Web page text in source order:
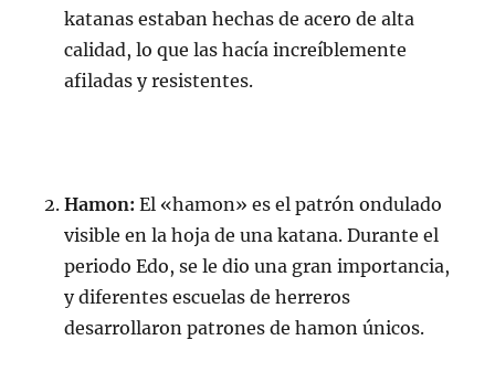
katanas estaban hechas de acero de alta
calidad, lo que las hacía increíblemente
afiladas y resistentes.
Hamon: El «hamon» es el patrón ondulado
visible en la hoja de una katana. Durante el
periodo Edo, se le dio una gran importancia,
y diferentes escuelas de herreros
desarrollaron patrones de hamon únicos.